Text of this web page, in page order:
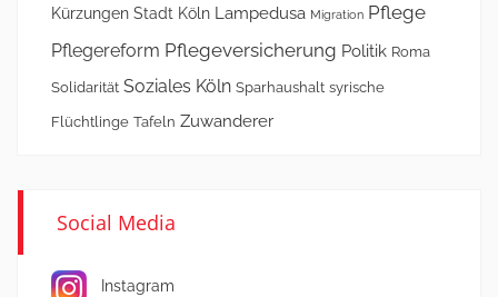
Kürzungen Stadt Köln Lampedusa Migration Pflege
Pflegereform Pflegeversicherung Politik Roma
Solidarität Soziales Köln Sparhaushalt syrische
Flüchtlinge Tafeln Zuwanderer
Social Media
Instagram